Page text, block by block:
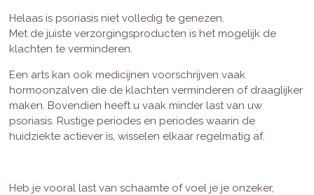
Helaas is psoriasis niet volledig te genezen.
Met de juiste verzorgingsproducten is het mogelijk de
klachten te verminderen.
Een arts kan ook medicijnen voorschrijven vaak
hormoonzalven die de klachten verminderen of draaglijker
maken. Bovendien heeft u vaak minder last van uw
psoriasis. Rustige periodes en periodes waarin de
huidziekte actiever is, wisselen elkaar regelmatig af.
Heb je vooral last van schaamte of voel je je onzeker,